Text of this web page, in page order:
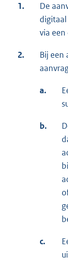
1.
De
via
2.
Bij een
a.
b.
c.